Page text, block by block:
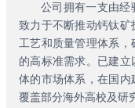
公司拥有一支由经
致力于不断推动钙钛
工艺和质量管理体系
的高标准需求。已建
体的市场体系，在国
覆盖部分海外高校及研